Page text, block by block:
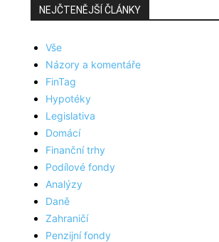
NEJČTENĚJŠÍ ČLÁNKY
Vše
Názory a komentáře
FinTag
Hypotéky
Legislativa
Domácí
Finanční trhy
Podílové fondy
Analýzy
Daně
Zahraničí
Penzijní fondy